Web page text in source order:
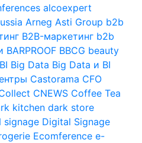
alcoexpert
Arneg Asti Group b2b
B2B-маркетинг b2b
BARPROOF BBCG beauty
BI Big Data Big Data и BI
Castorama CFO
CNEWS Coffee Tea
kitchen dark store
signage Digital Signage
Ecomference e-